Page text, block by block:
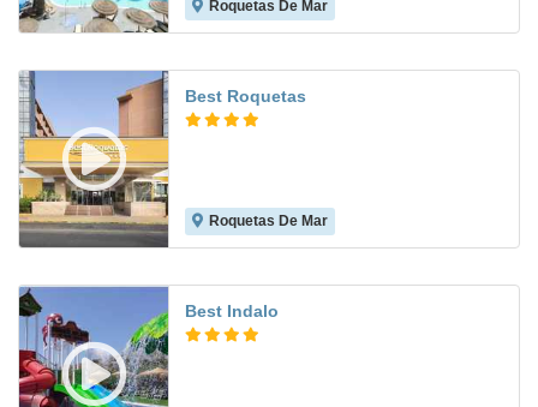
Roquetas De Mar
Best Roquetas
Roquetas De Mar
Best Indalo